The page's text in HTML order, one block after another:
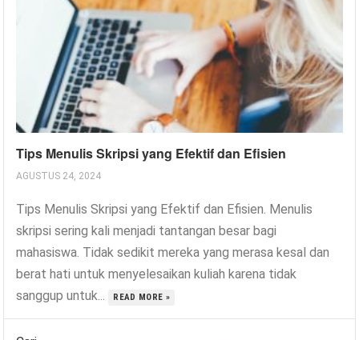
Tips Menulis Skripsi yang Efektif dan Efisien
AGUSTUS 24, 2024
Tips Menulis Skripsi yang Efektif dan Efisien. Menulis
skripsi sering kali menjadi tantangan besar bagi
mahasiswa. Tidak sedikit mereka yang merasa kesal dan
berat hati untuk menyelesaikan kuliah karena tidak
sanggup untuk...
READ MORE »